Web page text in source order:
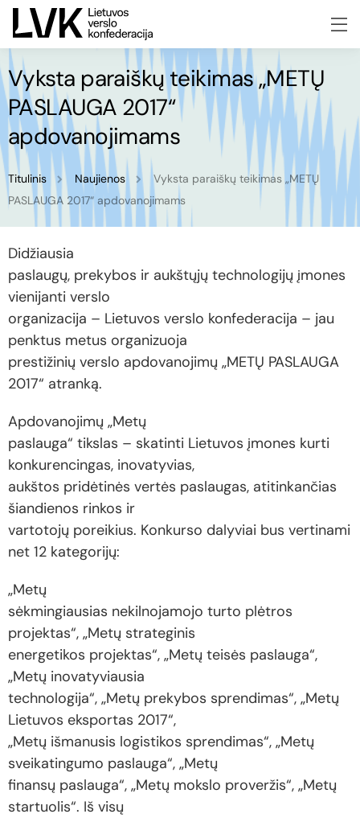
Vyksta paraiškų teikimas „METŲ
PASLAUGA 2017“
apdovanojimams
Titulinis Naujienos
Vyksta paraiškų teikimas „METŲ
PASLAUGA 2017“ apdovanojimams
Didžiausia
paslaugų, prekybos ir aukštųjų technologijų įmones
vienijanti verslo
organizacija – Lietuvos verslo konfederacija – jau
penktus metus organizuoja
prestižinių verslo apdovanojimų „METŲ PASLAUGA
2017“ atranką.
Apdovanojimų „Metų
paslauga“ tikslas – skatinti Lietuvos įmones kurti
konkurencingas, inovatyvias,
aukštos pridėtinės vertės paslaugas, atitinkančias
šiandienos rinkos ir
vartotojų poreikius. Konkurso dalyviai bus vertinami
net 12 kategorijų:
„Metų
sėkmingiausias nekilnojamojo turto plėtros
projektas“, „Metų strateginis
energetikos projektas“, „Metų teisės paslauga“,
„Metų inovatyviausia
technologija“, „Metų prekybos sprendimas“, „Metų
Lietuvos eksportas 2017“,
„Metų išmanusis logistikos sprendimas“, „Metų
sveikatingumo paslauga“, „Metų
finansų paslauga“, „Metų mokslo proveržis“, „Metų
startuolis“. Iš visų